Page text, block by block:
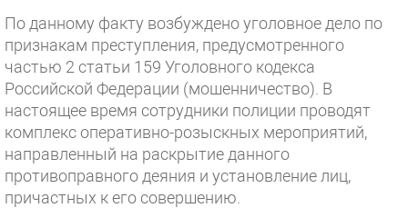
По данному факту возбуждено уголовное дело по
признакам преступления, предусмотренного
частью 2 статьи 159 Уголовного кодекса
Российской Федерации (мошенничество). В
настоящее время сотрудники полиции проводят
комплекс оперативно-розыскных мероприятий,
направленный на раскрытие данного
противоправного деяния и установление лиц,
причастных к его совершению.